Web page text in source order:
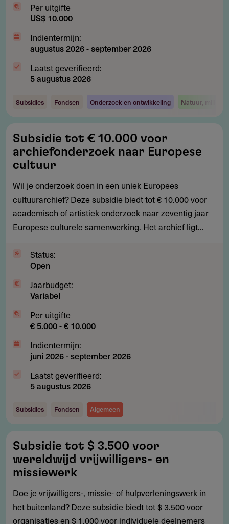
Per uitgifte
US$ 10.000
Indientermijn:
augustus 2026-september 2026
Laatst geverifieerd:
5 augustus 2026
Subsidies Fondsen Onderzoek en ontwikkeling Natuur, milieu
tot
€
10.000
voor
archiefonderzoek
naar
Europese
Subsidie tot € 10.000 voor
archiefonderzoek naar Europese
cultuur
Wil je onderzoek doen in een uniek Europees
cultuurarchief? Deze subsidie biedt tot € 10.000 voor
academisch of artistiek onderzoek naar zeventig jaar
Europese culturele samenwerking. Het archief ligt...
Status:
Open
Jaarbudget:
Variabel
Per uitgifte
€ 5.000 - € 10.000
Indientermijn:
juni 2026-september 2026
Laatst geverifieerd:
5 augustus 2026
Subsidies Fondsen Algemeen
tot
$
3.500
voor
wereldwijd
vrijwilligers-
Subsidie tot $ 3.500 voor
wereldwijd vrijwilligers- en
missiewerk
Doe je vrijwilligers-, missie- of hulpverleningswerk in
het buitenland? Deze subsidie biedt tot $ 3.500 voor
organisaties en $ 1.000 voor individuele deelnemers